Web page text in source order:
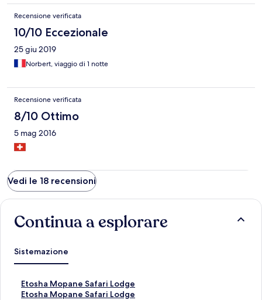
Recensione verificata
10/10 Eccezionale
25 giu 2019
Norbert, viaggio di 1 notte
Recensione verificata
8/10 Ottimo
5 mag 2016
Vedi le 18 recensioni
Continua a esplorare
Sistemazione
Etosha Mopane Safari Lodge
L
iEtosha Mopane Safari Lodge
L